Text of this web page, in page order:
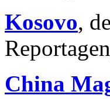
Kosovo,
China